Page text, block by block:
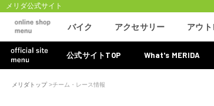
メリダ公式サイト
バイク アクセサリー アウト
公式サイト TOP What's MERIDA
メリダトップ>チーム・レース情報